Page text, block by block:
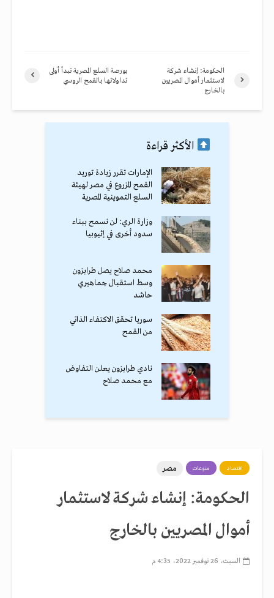
بورصة السلع المصرية تبدأ أولى
تداولاتها بالقمح الروسي
الحكومة: إنشاء شركة
لاستثمار أموال المصريين
بالخارج
الأكثر قراءة
الإمارات تقرر زيادة توريد
القمح المزروع في مصر لهيئة
السلع التموينية المصرية
وزارة الري: لن نسمح ببناء
سدود أخرى في إثيوبيا
محمد صلاح يصل طرابزون
وسط استقبال جماهيري
حاشد
سوريا تحقق الاكتفاء الذاتي
من القمح
نادي طرابزون يعلن التفاوض
مع محمد صلاح
اقتصاد منوعات مصر
الحكومة: إنشاء شركة لاستثمار
أموال المصريين بالخارج
السبت، 26 نوفمبر 2022، 4:35 م